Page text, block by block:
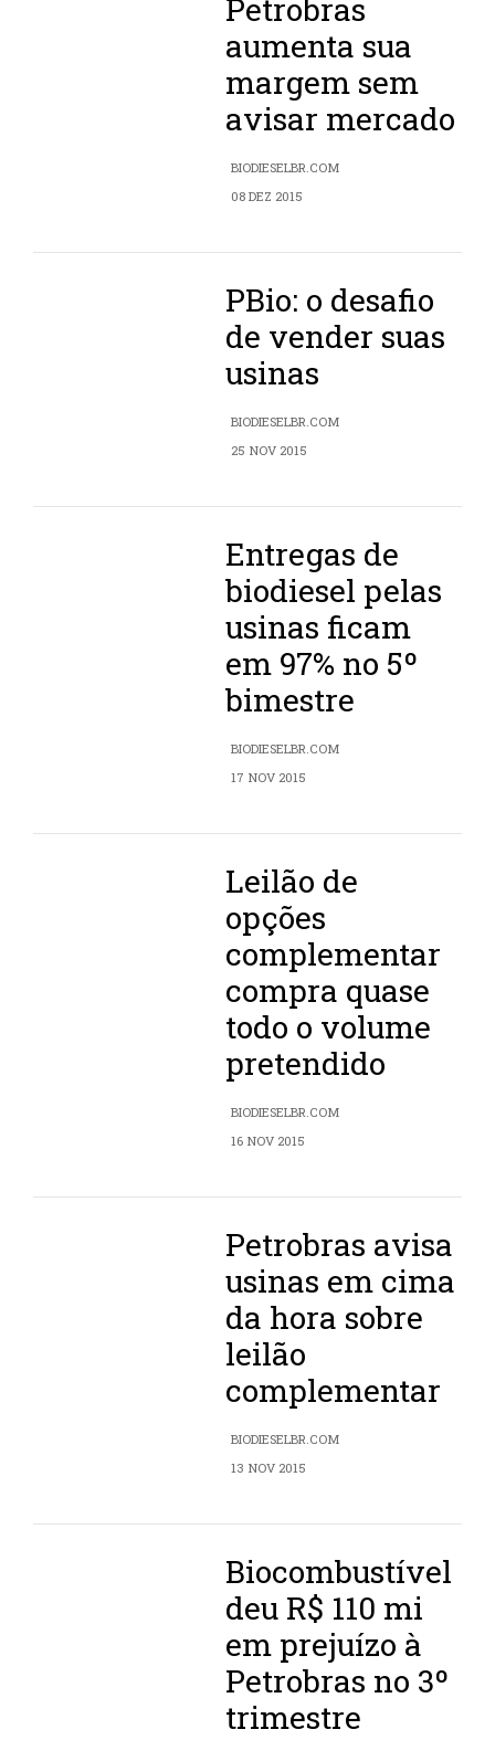
Petrobras
aumenta sua
margem sem
avisar mercado
BIODIESELBR.COM
08 DEZ 2015
PBio: o desafio
de vender suas
usinas
BIODIESELBR.COM
25 NOV 2015
Entregas de
biodiesel pelas
usinas ficam
em 97% no 5º
bimestre
BIODIESELBR.COM
17 NOV 2015
Leilão de
opções
complementar
compra quase
todo o volume
pretendido
BIODIESELBR.COM
16 NOV 2015
Petrobras avisa
usinas em cima
da hora sobre
leilão
complementar
BIODIESELBR.COM
13 NOV 2015
Biocombustível
deu R$ 110 mi
em prejuízo à
Petrobras no 3º
trimestre